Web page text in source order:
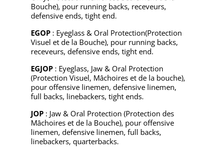
Bouche), pour running backs, receveurs,
defensive ends, tight end.
EGOP : Eyeglass & Oral Protection(Protection
Visuel et de la Bouche), pour running backs,
receveurs, defensive ends, tight end.
EGJOP : Eyeglass, Jaw & Oral Protection
(Protection Visuel, Mâchoires et de la bouche),
pour offensive linemen, defensive linemen,
full backs, linebackers, tight ends.
JOP : Jaw & Oral Protection (Protection des
Mâchoires et de la Bouche), pour offensive
linemen, defensive linemen, full backs,
linebackers, quarterbacks.